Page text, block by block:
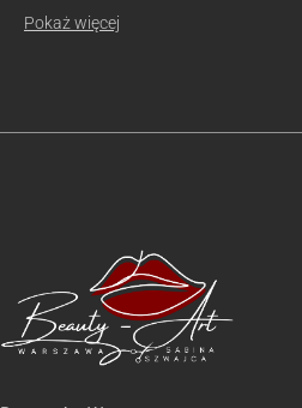
Pokaż więcej